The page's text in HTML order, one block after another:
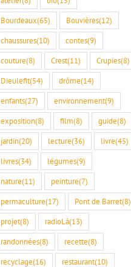
Bourdeaux(65) Bouvières(12)
chaussures(10) contes(9)
couture(8) Crest(11) Crupies(8)
Dieulefit(54) drôme(14)
enfants(27) environnement(9)
exposition(8) film(8) guide(8)
jardin(20) lecture(36) livre(45)
livres(34) légumes(9)
nature(11) peinture(7)
permaculture(17) Pont de Barret(8)
projet(8) radioLà(13)
randonnées(8) recette(8)
recyclage(16) restaurant(10)